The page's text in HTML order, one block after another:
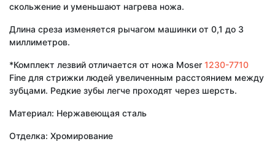
скольжение и уменьшают нагрева ножа.
Длина среза изменяется рычагом машинки от 0,1 до 3
миллиметров.
*Комплект лезвий отличается от ножа Moser 1230-7710
Fine для стрижки людей увеличенным расстоянием между
зубцами. Редкие зубы легче проходят через шерсть.
Материал: Нержавеющая сталь
Отделка: Хромирование